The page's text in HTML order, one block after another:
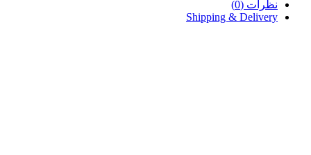
نظرات (0)
Shipping & Delivery